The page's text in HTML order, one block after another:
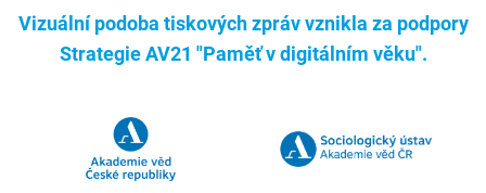
Vizuální podoba tiskových zpráv vznikla za podpory
Strategie AV21 "Paměť v digitálním věku".